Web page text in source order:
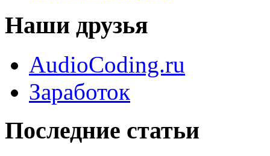
Наши друзья
AudioCoding.ru
Заработок
Последние статьи